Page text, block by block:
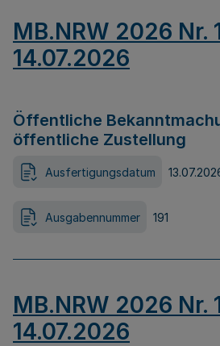
MB.NRW 2026 Nr.
14.07.2026
Öffentliche
öffentliche Zustellung
Ausfertigungsdatum
Ausgabennummer 191
MB.NRW 2026 Nr.
14.07.2026